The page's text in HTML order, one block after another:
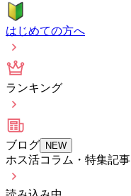
はじめての方へ
ランキング
ブログ NEW
ホス活コラム・特集記事